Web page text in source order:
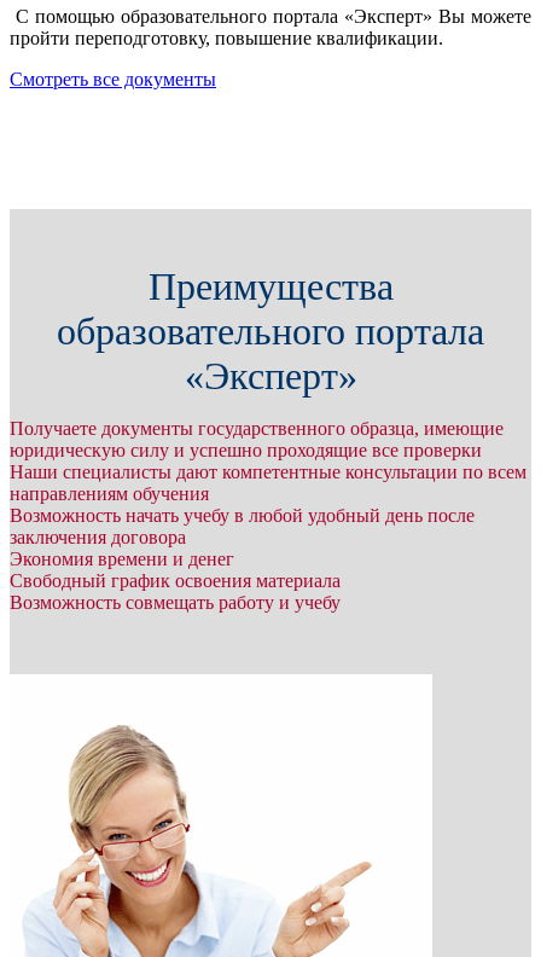
С помощью образовательного портала «Эксперт» Вы можете
пройти переподготовку, повышение квалификации.
Смотреть все документы
Преимущества
образовательного портала
«Эксперт»
Получаете документы государственного образца, имеющие
юридическую силу и успешно проходящие все проверки
Наши специалисты дают компетентные консультации по всем
направлениям обучения
Возможность начать учебу в любой удобный день после
заключения договора
Экономия времени и денег
Свободный график освоения материала
Возможность совмещать работу и учебу